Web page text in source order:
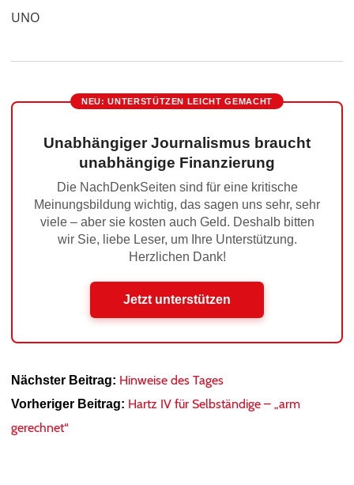
UNO
NEU: UNTERSTÜTZEN LEICHT GEMACHT
Unabhängiger Journalismus braucht
unabhängige Finanzierung
Die NachDenkSeiten sind für eine kritische
Meinungsbildung wichtig, das sagen uns sehr, sehr
viele – aber sie kosten auch Geld. Deshalb bitten
wir Sie, liebe Leser, um Ihre Unterstützung.
Herzlichen Dank!
Jetzt unterstützen
Nächster Beitrag: Hinweise des Tages
Vorheriger Beitrag: Hartz IV für Selbständige – „arm
gerechnet“